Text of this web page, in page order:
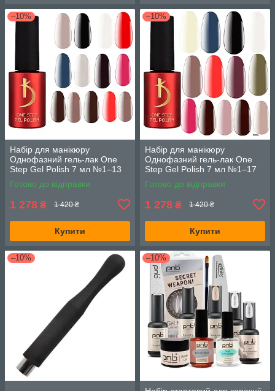
–10%
Набір для манікюру
Однофазний гель-лак One
Step Gel Polish 7 мл №1–13
13 шт
Готово до відправки
1 278 ₴ 1 420 ₴
Купити
–10%
Набір для манікюру
Однофазний гель-лак One
Step Gel Polish 7 мл №1–17
13 шт без 3, 4, 5, 6
Готово до відправки
1 278 ₴ 1 420 ₴
Купити
–10% –10%